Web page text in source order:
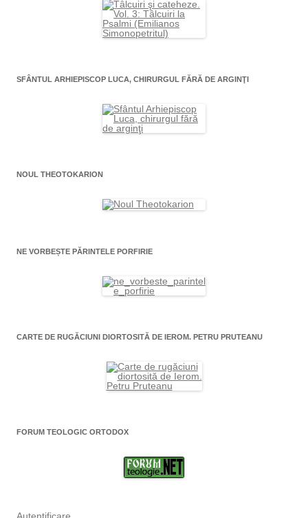
SFÂNTUL ARHIEPISCOP LUCA, CHIRURGUL FĂRĂ DE ARGINŢI
NOUL THEOTOKARION
NE VORBEȘTE PĂRINTELE PORFIRIE
CARTE DE RUGĂCIUNI DIORTOSITĂ DE IEROM. PETRU PRUTEANU
FORUM TEOLOGIC ORTODOX